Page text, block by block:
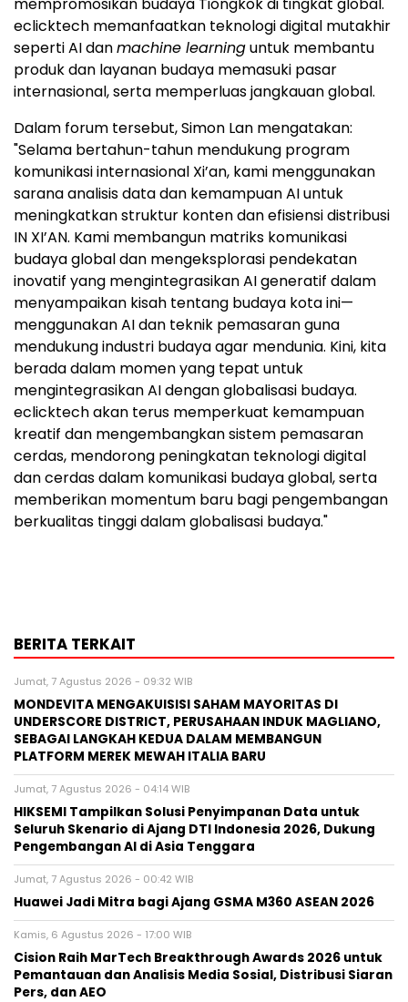
eclicktech memanfaatkan teknologi digital mutakhir
seperti AI danmachine learninguntuk membantu
produk dan layanan budaya memasuki pasar
internasional, serta memperluas jangkauan global.
Dalam forum tersebut, Simon Lan mengatakan:
"Selama bertahun-tahun mendukung program
komunikasi internasional Xi’an, kami menggunakan
sarana analisis data dan kemampuan AI untuk
meningkatkan struktur konten dan efisiensi distribusi
IN XI’AN. Kami membangun matriks komunikasi
budaya global dan mengeksplorasi pendekatan
inovatif yang mengintegrasikan AI generatif dalam
menyampaikan kisah tentang budaya kota ini—
menggunakan AI dan teknik pemasaran guna
mendukung industri budaya agar mendunia. Kini, kita
berada dalam momen yang tepat untuk
mengintegrasikan AI dengan globalisasi budaya.
eclicktech akan terus memperkuat kemampuan
kreatif dan mengembangkan sistem pemasaran
cerdas, mendorong peningkatan teknologi digital
dan cerdas dalam komunikasi budaya global, serta
memberikan momentum baru bagi pengembangan
berkualitas tinggi dalam globalisasi budaya."
BERITA TERKAIT
Jumat, 7 Agustus 2026 - 09:32 WIB
MONDEVITA MENGAKUISISI SAHAM MAYORITAS DI
UNDERSCORE DISTRICT, PERUSAHAAN INDUK MAGLIANO,
SEBAGAI LANGKAH KEDUA DALAM MEMBANGUN
PLATFORM MEREK MEWAH ITALIA BARU
Jumat, 7 Agustus 2026 - 04:14 WIB
HIKSEMI Tampilkan Solusi Penyimpanan Data untuk
Seluruh Skenario di Ajang DTI Indonesia 2026, Dukung
Pengembangan AI di Asia Tenggara
Jumat, 7 Agustus 2026 - 00:42 WIB
Huawei Jadi Mitra bagi Ajang GSMA M360 ASEAN 2026
Kamis, 6 Agustus 2026 - 17:00 WIB
Cision Raih MarTech Breakthrough Awards 2026 untuk
Pemantauan dan Analisis Media Sosial, Distribusi Siaran
Pers, dan AEO